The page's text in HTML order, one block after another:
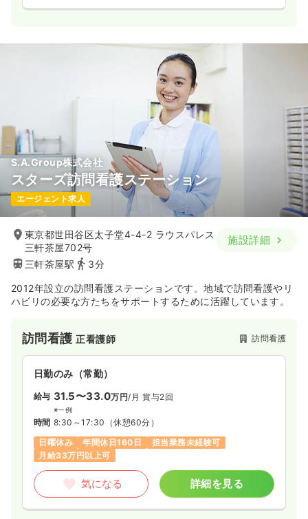
S.A.Group株式会社
スターズ訪問看護ステーション
エージェント求人
東京都世田谷区太子堂4-4-2 ラウスパレス
三軒茶屋702号
三軒茶屋駅
3分
施設詳細
2012年設立の訪問看護ステーションです。地域で訪問看護やリ
ハビリの必要な方たちをサポートするために活躍しています。
訪問看護正看護師 訪問看護
日勤のみ（常勤）
給与 31.5〜33.0万円/月 賞与2回
※一例
時間 8:30～17:30 （休憩60分）
日曜休み
年間休日160日
担当業務未経験可
月給33万円以上可
気になる 詳細を見る